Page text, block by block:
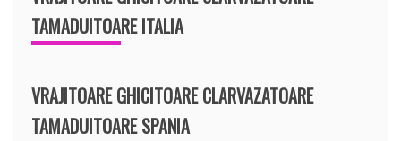
TAMADUITOARE ITALIA
VRAJITOARE GHICITOARE CLARVAZATOARE
TAMADUITOARE SPANIA